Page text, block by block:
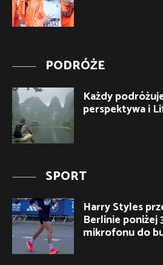
PODRÓŻE
Każdy
perspektywa i
SPORT
Harry Styles
Berlinie poniżej
mikrofonu do